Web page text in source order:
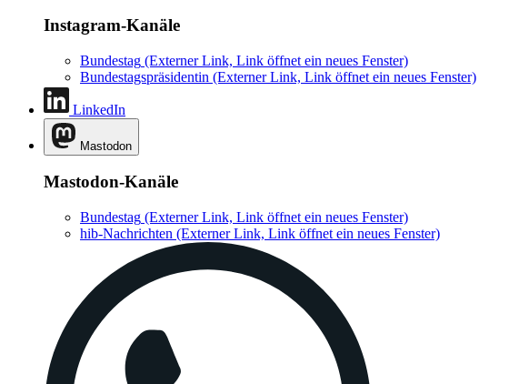
Instagram-Kanäle
Bundestag (Externer Link, Link öffnet ein neues Fenster)
Bundestagspräsidentin (Externer Link, Link öffnet ein neues Fenster)
LinkedIn
Mastodon
Mastodon-Kanäle
Bundestag (Externer Link, Link öffnet ein neues Fenster)
hib-Nachrichten (Externer Link, Link öffnet ein neues Fenster)